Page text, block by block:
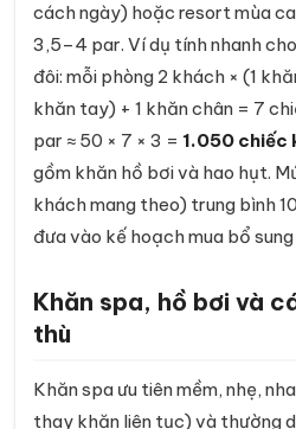
cách ngày) hoặc resort mùa
3,5–4 par. Ví dụ tính nhanh
đôi: mỗi phòng 2 khách × (1
khăn tay) + 1 khăn chân = 7
par ≈ 50 × 7 × 3 = 1.050 chiếc
gồm khăn hồ bơi và hao hụt.
khách mang theo) trung bình
đưa vào kế hoạch mua bổ
Khăn spa, hồ bơi và
thù
Khăn spa ưu tiên mềm, nhẹ,
thay khăn liên tục) và thường